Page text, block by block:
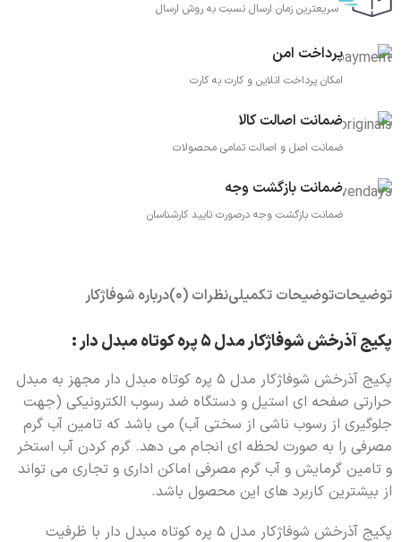
سریعترین زمان ارسال نسبت به روش ارسال
پرداخت امن
امکان پرداخت انلاین و کارت به کارت
ضمانت اصالت کالا
ضمانت اصل و اصالت تمامی محصولات
ضمانت بازگشت وجه
ضمانت بازگشت وجه درصورت تایید کارشناسان
توضیحاتتوضیحات تکمیلینظرات (0) درباره شوفاژکار
پکیج آذرخش شوفاژکار مدل 5 پره کوتاه مبدل دار :
پکیج آذرخش شوفاژکار مدل 5 پره کوتاه مبدل دار مجهز به مبدل
حرارتی صفحه ای استیل و دستگاه ضد رسوب الکترونیکی (جهت
جلوگیری از رسوب ناشی از سختی آب) می باشد که تامین آب گرم
مصرفی را به صورت لحظه ای انجام می دهد. گرم کردن آب استخر
و تامین گرمایش و آب گرم مصرفی اماکن اداری و تجاری می تواند
از بیشترین کاربرد های این محصول باشد.
پکیج آذرخش شوفاژکار مدل 5 پره کوتاه مبدل دار با ظرفیت